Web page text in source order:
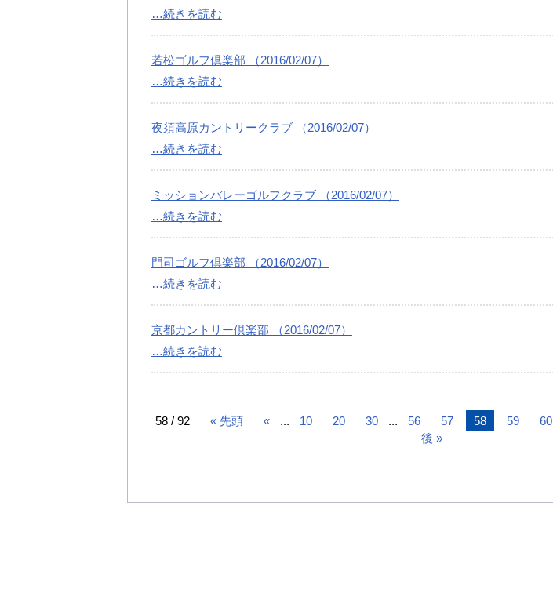
…続きを読む
若松ゴルフ倶楽部 （2016/02/07）
…続きを読む
夜須高原カントリークラブ （2016/02/07）
…続きを読む
ミッションバレーゴルフクラブ （2016/02/07）
…続きを読む
門司ゴルフ倶楽部 （2016/02/07）
…続きを読む
京都カントリー倶楽部 （2016/02/07）
…続きを読む
58 / 92 « 先頭 « ... 10 20 30 ... 56 57 58 59 60
後 »